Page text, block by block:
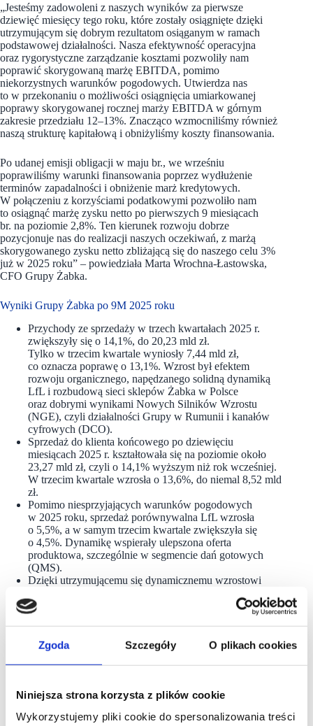
Zgoda Szczegóły O plikach cookies
Niniejsza strona korzysta z plików cookie
Wykorzystujemy pliki cookie do spersonalizowania treści
„Jesteśmy zadowoleni z naszych wyników za pierwsze
dziewięć miesięcy tego roku, które zostały osiągnięte dzięki
utrzymującym się dobrym rezultatom osiąganym w ramach
podstawowej działalności. Nasza efektywność operacyjna
oraz rygorystyczne zarządzanie kosztami pozwoliły nam
poprawić skorygowaną marżę EBITDA, pomimo
niekorzystnych warunków pogodowych. Utwierdza nas
to w przekonaniu o możliwości osiągnięcia umiarkowanej
poprawy skorygowanej rocznej marży EBITDA w górnym
zakresie przedziału 12–13%. Znacząco wzmocniliśmy również
naszą strukturę kapitałową i obniżyliśmy koszty finansowania.
Po udanej emisji obligacji w maju br., we wrześniu
poprawiliśmy warunki finansowania poprzez wydłużenie
terminów zapadalności i obniżenie marż kredytowych.
W połączeniu z korzyściami podatkowymi pozwoliło nam
to osiągnąć marżę zysku netto po pierwszych 9 miesiącach
br. na poziomie 2,8%. Ten kierunek rozwoju dobrze
pozycjonuje nas do realizacji naszych oczekiwań, z marżą
skorygowanego zysku netto zbliżającą się do naszego celu 3%
już w 2025 roku” – powiedziała Marta Wrochna-Łastowska,
CFO Grupy Żabka.
Wyniki Grupy Żabka po 9M 2025 roku
Przychody ze sprzedaży w trzech kwartałach 2025 r.
zwiększyły się o 14,1%, do 20,23 mld zł.
Tylko w trzecim kwartale wyniosły 7,44 mld zł,
co oznacza poprawę o 13,1%. Wzrost był efektem
rozwoju organicznego, napędzanego solidną dynamiką
LfL i rozbudową sieci sklepów Żabka w Polsce
oraz dobrymi wynikami Nowych Silników Wzrostu
(NGE), czyli działalności Grupy w Rumunii i kanałów
cyfrowych (DCO).
Sprzedaż do klienta końcowego po dziewięciu
miesiącach 2025 r. kształtowała się na poziomie około
23,27 mld zł, czyli o 14,1% wyższym niż rok wcześniej.
W trzecim kwartale wzrosła o 13,6%, do niemal 8,52 mld
zł.
Pomimo niesprzyjających warunków pogodowych
w 2025 roku, sprzedaż porównywalna LfL wzrosła
o 5,5%, a w samym trzecim kwartale zwiększyła się
o 4,5%. Dynamikę wspierały ulepszona oferta
produktowa, szczególnie w segmencie dań gotowych
(QMS).
Dzięki utrzymującemu się dynamicznemu wzrostowi
kosztowej, skorygowany wynik EBITDA w trzecim
kwartale zwiększył się o 14,3% rok do roku, do poziomu
1,28 mld zł. W ciągu dziewięciu miesięcy br. wynik ten
wzrósł o 16,5%, do 2,93 mld zł. Marża skorygowanego
(wobec 14,9% rok wcześniej) oraz 12,6% po trzech
Grupa Żabka zwiększyła udziały rynkowe, umacniając
W ciągu dziewięciu miesięcy 2025 r. otwarto 1 127